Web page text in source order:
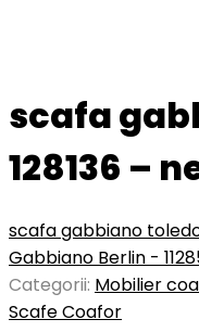
scafa
128136 –
scafa gabbiano
Gabbiano Berlin -
Categorii: Mobilier
Scafe Coafor